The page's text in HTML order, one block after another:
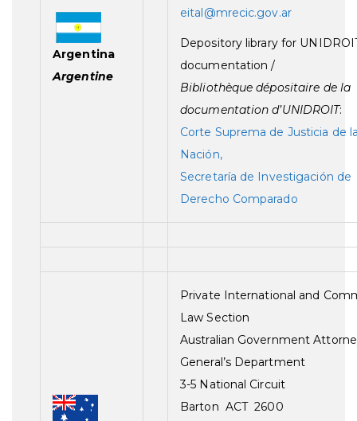
Argentina
Argentine
eital@mrecic.gov.ar
Depository library for
documentation /
Bibliothèque dépositaire de la
documentation d’UNIDROIT:
Corte Suprema de Justicia de
Nación,
Secretaría de Investigación de
Derecho Comparado
Private International and
Law Section
Australian Government
General’s Department
3-5 National Circuit
Barton ACT 2600